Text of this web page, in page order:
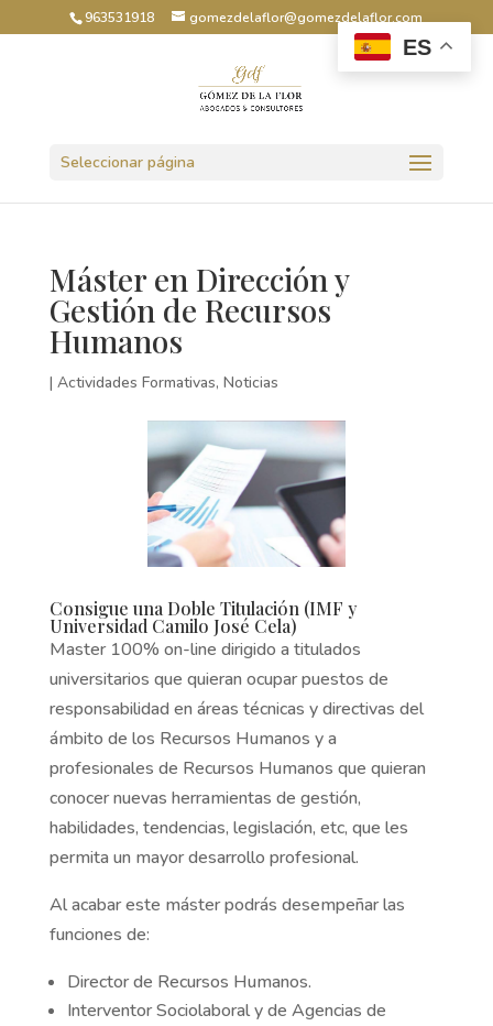
963531918 gomezdelaflor@gomezdelaflor.com
Seleccionar página
Máster en Dirección y
Gestión de Recursos
Humanos
| Actividades Formativas, Noticias
Consigue una Doble Titulación (IMF y
Universidad Camilo José Cela)
Master 100% on-line dirigido a titulados
universitarios que quieran ocupar puestos de
responsabilidad en áreas técnicas y directivas del
ámbito de los Recursos Humanos y a
profesionales de Recursos Humanos que quieran
conocer nuevas herramientas de gestión,
habilidades, tendencias, legislación, etc, que les
permita un mayor desarrollo profesional.
Al acabar este máster podrás desempeñar las
funciones de:
Director de Recursos Humanos.
Interventor Sociolaboral y de Agencias de
ES